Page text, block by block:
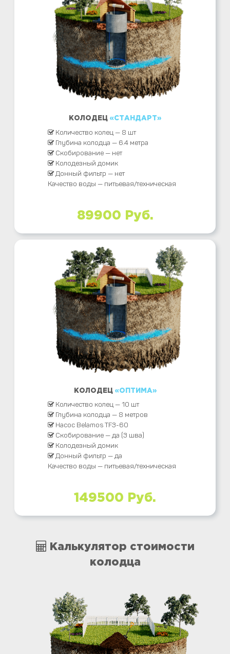
КОЛОДЕЦ «СТАНДАРТ»
Количество колец — 8 шт
Глубина колодца — 6.4 метра
Скобирование — нет
Колодезный домик
Донный фильтр — нет
Качество воды — питьевая/техническая
89900 Руб.
КОЛОДЕЦ «ОПТИМА»
Количество колец — 10 шт
Глубина колодца — 8 метров
Насос Belamos TF3-60
Скобирование — да (3 шва)
Колодезный домик
Донный фильтр — да
Качество воды — питьевая/техническая
149500 Руб.
Калькулятор стоимости
колодца